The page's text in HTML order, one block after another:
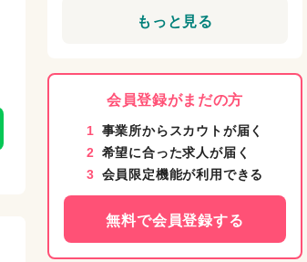
もっと見る
会員登録がまだの方
1 事業所からスカウトが届く
2 希望に合った求人が届く
3 会員限定機能が利用できる
無料で会員登録する